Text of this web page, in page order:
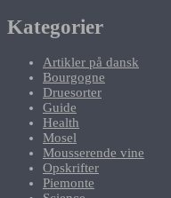
Kategorier
Artikler på dansk
Bourgogne
Druesorter
Guide
Health
Mosel
Mousserende vine
Opskrifter
Piemonte